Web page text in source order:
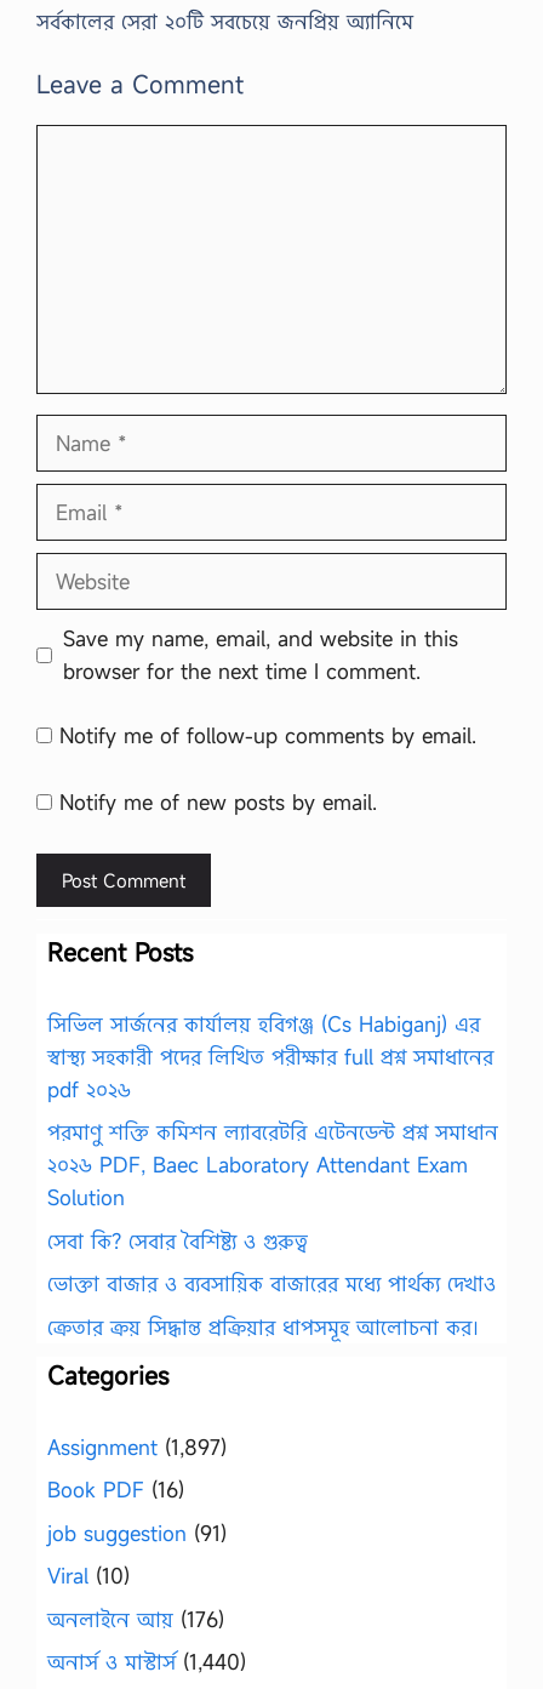
সর্বকালের সেরা ২০টি সবচেয়ে জনপ্রিয় অ্যানিমে
Leave a Comment
Name
Email
Website
Save my name, email, and website in this
browser for the next time I comment.
Notify me of follow-up comments by email.
Notify me of new posts by email.
Recent Posts
সিভিল সার্জনের কার্যালয় হবিগঞ্জ (Cs Habiganj) এর
স্বাস্থ্য সহকারী পদের লিখিত পরীক্ষার full প্রশ্ন সমাধানের
pdf ২০২৬
পরমাণু শক্তি কমিশন ল্যাবরেটরি এটেনডেন্ট প্রশ্ন সমাধান
২০২৬ PDF, Baec Laboratory Attendant Exam
Solution
সেবা কি? সেবার বৈশিষ্ট্য ও গুরুত্ব
ভোক্তা বাজার ও ব্যবসায়িক বাজারের মধ্যে পার্থক্য দেখাও
ক্রেতার ক্রয় সিদ্ধান্ত প্রক্রিয়ার ধাপসমূহ আলোচনা কর।
Categories
Assignment (1,897)
Book PDF (16)
job suggestion (91)
Viral (10)
অনলাইনে আয় (176)
অনার্স ও মাস্টার্স(1,440)